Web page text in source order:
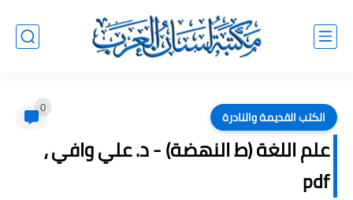
الكتب القديمة والنادرة 0
علم اللغة (ط النهضة) - د. علي وافي ،
pdf